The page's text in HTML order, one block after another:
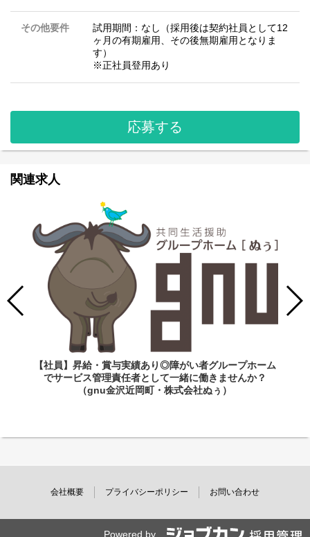
その他要件
試用期間：なし（採用後は契約社員として12
ヶ月の有期雇用、その後無期雇用となりま
す）
※正社員登用あり
応募する
関連求人
【社員】昇給・賞与実績あり◎障がい者グループホーム
でサービス管理責任者として一緒に働きませんか？
（gnu金沢近岡町・株式会社ぬぅ）
会社概要 プライバシーポリシー お問い合わせ
Powered by